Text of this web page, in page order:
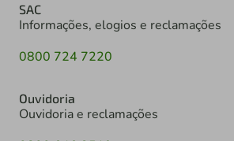
SAC
Informações, elogios e reclamações
0800 724 7220
Ouvidoria
Ouvidoria e reclamações